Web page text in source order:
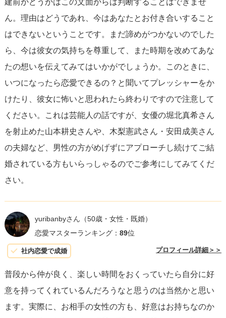
白後の距離感によっても変わってくるでしょう。ですが、
まずは彼女のプレッシャーにならないように振る舞い、二
人の関係を大切にすることに集中してください。
恋愛に対して今は余裕がないという彼女の選択を尊重し、
彼女が落ち着いたり余裕を持てるようになった時、改めて
あなたの気持ちを伝えるチャンスが訪れるかもしれませ
ん。それまでの期間、彼女を支え、仲間として信頼を深め
ることが大切です。そしてその時が来たら、改めて自分の
気持ちを素直に伝えることをお勧めします。彼女との関係
の未来は、あなたの対応次第で変わる可能性があります。
建前かどうかはこの文面からは判断することはできませ
ん。理由はどうであれ、今はあなたとお付き合いすること
はできないということです。まだ諦めがつかないのでした
ら、今は彼女の気持ちを尊重して、また時期を改めてあな
たの想いを伝えてみてはいかがでしょうか。このときに、
いつになったら恋愛できるの？と聞いてプレッシャーをか
けたり、彼女に怖いと思われたら終わりですので注意して
ください。これは芸能人の話ですが、女優の堀北真希さん
を射止めた山本耕史さんや、木梨憲武さん・安田成美さん
の夫婦など、男性の方がめげずにアプローチし続けてご結
婚されている方もいらっしゃるのでご参考にしてみてくだ
さい。
yuribanbyさん （50歳・女性・既婚）
恋愛マスターランキング： 89位
社内恋愛で成婚 プロフィール詳細＞＞
普段から仲が良く、楽しい時間をおくっていたら自分に好
意を持ってくれているんだろうなと思うのは当然かと思い
ます。実際に、お相手の女性の方も、好意はお持ちなのか